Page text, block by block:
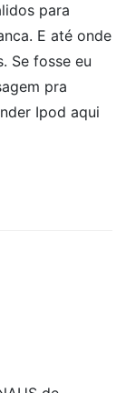
para
E até onde
Se fosse eu
pra
Ipod aqui